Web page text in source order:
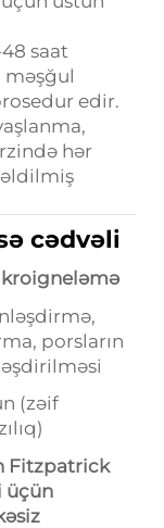
saat
məşğul
edir.
hər
cədvəli
porsların
(zəif
Fitzpatrick
üçün